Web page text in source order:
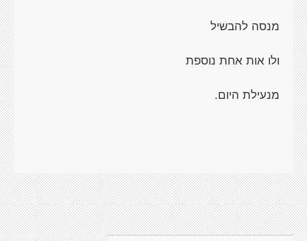
מנסה להבשיל
ולו אות אחת נוספת
מנעילת היום.